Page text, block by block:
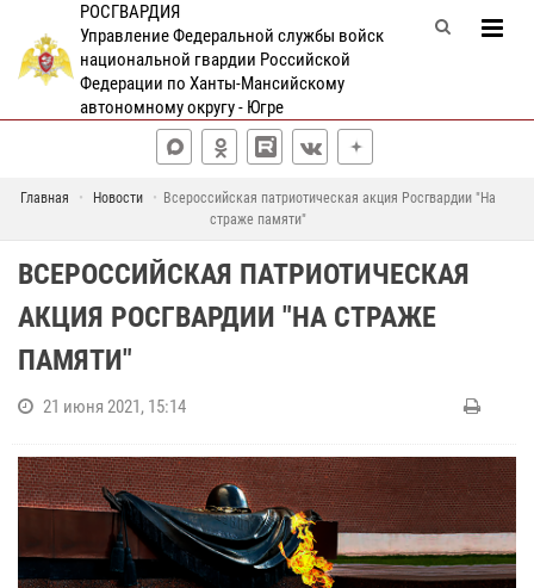
РОСГВАРДИЯ
Управление Федеральной службы войск
национальной гвардии Российской
Федерации по Ханты-Мансийскому
автономному округу - Югре
Главная Новости
Всероссийская патриотическая акция Росгвардии "На
страже памяти"
ВСЕРОССИЙСКАЯ ПАТРИОТИЧЕСКАЯ
АКЦИЯ РОСГВАРДИИ "НА СТРАЖЕ
ПАМЯТИ"
21 июня 2021, 15:14